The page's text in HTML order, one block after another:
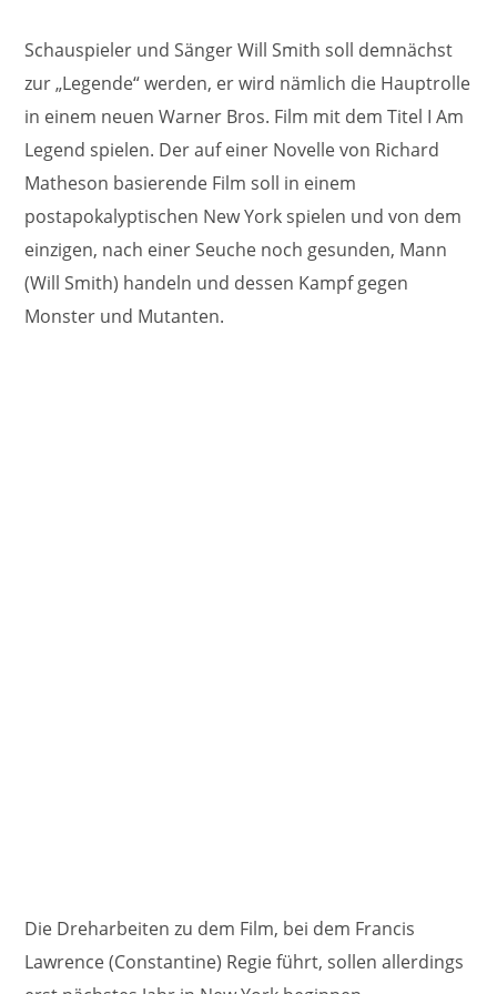
Schauspieler und Sänger Will Smith soll demnächst
zur „Legende“ werden, er wird nämlich die Hauptrolle
in einem neuen Warner Bros. Film mit dem Titel I Am
Legend spielen. Der auf einer Novelle von Richard
Matheson basierende Film soll in einem
postapokalyptischen New York spielen und von dem
einzigen, nach einer Seuche noch gesunden, Mann
(Will Smith) handeln und dessen Kampf gegen
Monster und Mutanten.
Die Dreharbeiten zu dem Film, bei dem Francis
Lawrence (Constantine) Regie führt, sollen allerdings